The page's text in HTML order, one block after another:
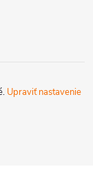
Upraviť nastavenie